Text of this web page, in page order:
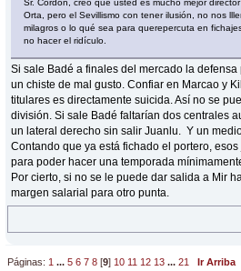
Sr. Cordón, creo que usted es mucho mejor
Orta, pero el Sevillismo con tener ilusión, no nos
milagros o lo qué sea para querepercuta en
no hacer el ridículo.
Si sale Badé a finales del mercado la
un chiste de mal gusto. Confiar en Marcao y
titulares es directamente suicida. Así no se
división. Si sale Badé faltarían dos centrales
un lateral derecho sin salir Juanlu. Y un
Contando que ya está fichado el portero,
para poder hacer una temporada
Por cierto, si no se le puede dar salida a Mir
margen salarial para otro punta.
Páginas: 1 ...5 6 7 8 [9] 10 11 12 13 ...21
Ir Arriba